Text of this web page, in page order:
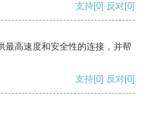
支持[0] 反对[0]
最高速度和安全性的连接，并帮
支持[0] 反对[0]